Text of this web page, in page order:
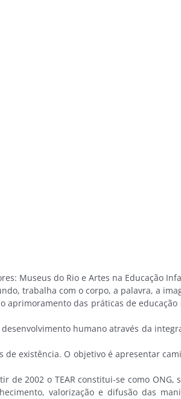
Museus do Rio e Artes na Educação
trabalha com o corpo, a palavra, a
aprimoramento das práticas de
humano através da
existência. O objetivo é apresentar
2002 o TEAR constitui-se como ONG,
valorização e difusão das